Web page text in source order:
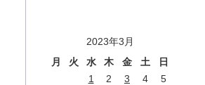
2023年3月
月
火 水 木 金 土
日
1
2 3 4
5